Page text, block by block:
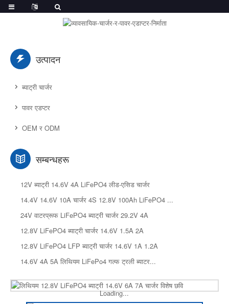
उत्पादन
ब्याट्री चार्जर
पावर एडप्टर
OEM र ODM
सम्बन्धहरू
12V ब्याट्री 14.6V 4A LiFePO4 लीड-एसिड चार्जर
14.4V 14.6V 10A चार्जर 4S 12.8V 100Ah LiFePO4 ...
24V वाटरप्रूफ LiFePO4 ब्याट्री चार्जर 29.2V 4A
12.8V LiFePO4 ब्याट्री चार्जर 14.6V 1.5A 2A
12.8V LiFePO4 LFP ब्याट्री चार्जर 14.6V 1A 1.2A
14.6V 4A 5A लिथियम LiFePo4 गल्फ ट्रली ब्याटर...
Loading...